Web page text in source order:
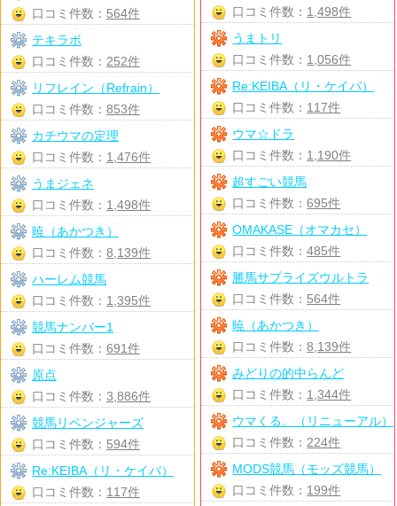
口コミ件数： 1,498件
うまトリ
口コミ件数： 1,056件
Re:KEIBA（リ・ケイバ）
口コミ件数： 117件
ウマ☆ドラ
口コミ件数： 1,190件
超すごい競馬
口コミ件数：695件
OMAKASE（オマカセ）
口コミ件数：485件
勝馬サプライズウルトラ
口コミ件数： 564件
暁（あかつき）
口コミ件数：8,139件
みどりの的中らんど
口コミ件数： 1,344件
ウマくる。（リニューアル）
口コミ件数： 224件
MODS競馬（モッズ競馬）
口コミ件数： 199件
口コミ件数： 564件
テキラボ
口コミ件数： 252件
リフレイン（Refrain）
口コミ件数： 853件
カチウマの定理
口コミ件数： 1,476件
うまジェネ
口コミ件数： 1,498件
暁（あかつき）
口コミ件数： 8,139件
ハーレム競馬
口コミ件数： 1,395件
競馬ナンバー1
口コミ件数： 691件
原点
口コミ件数： 3,886件
競馬リベンジャーズ
口コミ件数： 594件
Re:KEIBA（リ・ケイバ）
口コミ件数： 117件